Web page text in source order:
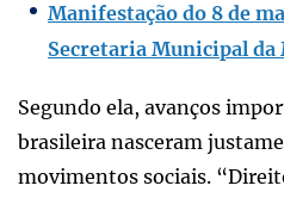
Manifestação do 8 de
Secretaria Municipal da
Segundo ela, avanços
brasileira nasceram
movimentos sociais.